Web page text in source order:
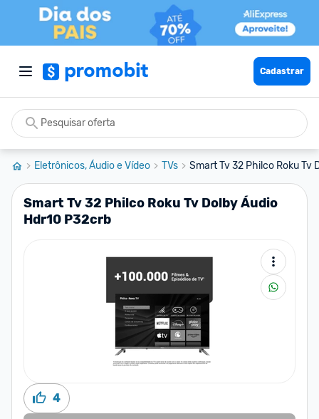
Cadastrar
Eletrônicos, Áudio e Vídeo TVs Smart Tv 32 Philco Roku Tv
Smart Tv 32 Philco Roku Tv Dolby Áudio
Hdr10 P32crb
4